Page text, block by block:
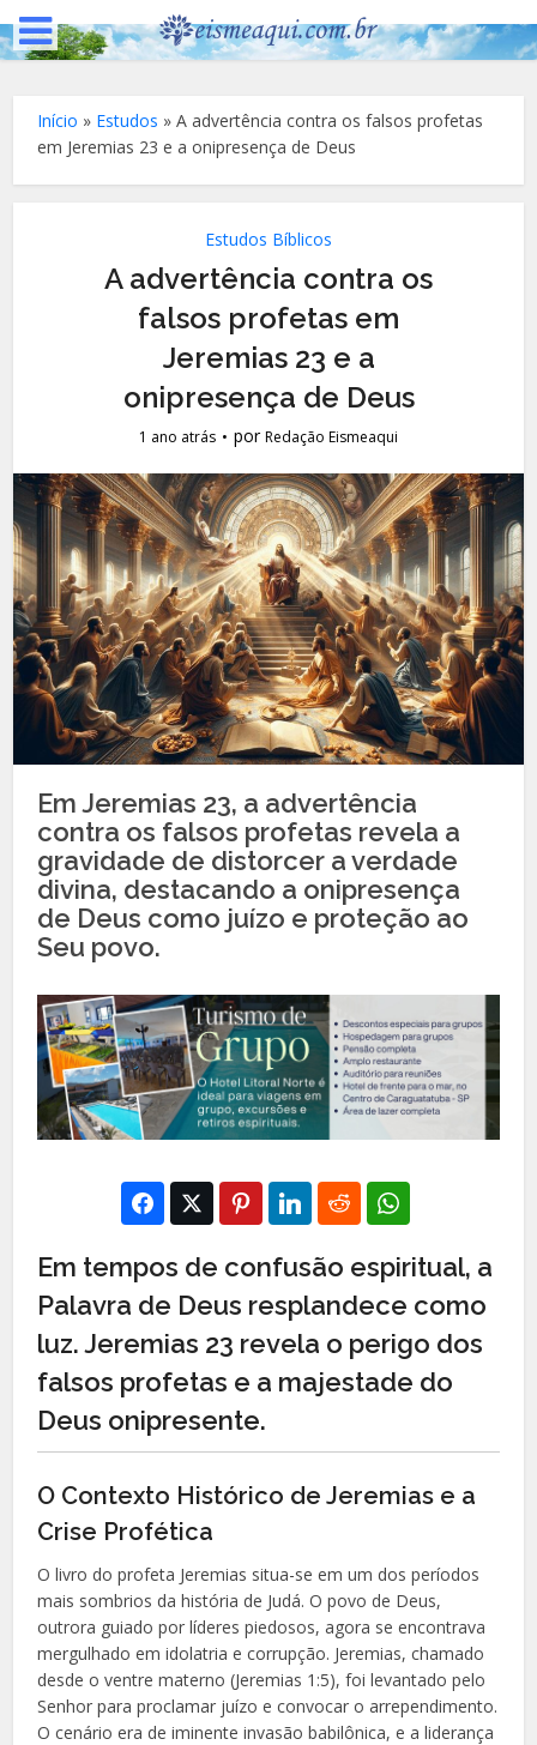
Início » Estudos »A advertência contra os falsos profetas
em Jeremias 23 e a onipresença de Deus
Estudos Bíblicos
A advertência contra os
falsos profetas em
Jeremias 23 e a
onipresença de Deus
1 ano atrás porRedação Eismeaqui
Em Jeremias 23, a advertência
contra os falsos profetas revela a
gravidade de distorcer a verdade
divina, destacando a onipresença
de Deus como juízo e proteção ao
Seu povo.
Em tempos de confusão espiritual, a
Palavra de Deus resplandece como
luz. Jeremias 23 revela o perigo dos
falsos profetas e a majestade do
Deus onipresente.
O Contexto Histórico de Jeremias e a
Crise Profética
O livro do profeta Jeremias situa-se em um dos períodos
mais sombrios da história de Judá. O povo de Deus,
outrora guiado por líderes piedosos, agora se encontrava
mergulhado em idolatria e corrupção. Jeremias, chamado
desde o ventre materno (Jeremias 1:5), foi levantado pelo
Senhor para proclamar juízo e convocar o arrependimento.
O cenário era de iminente invasão babilônica, e a liderança